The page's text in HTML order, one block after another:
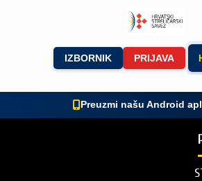
IZBORNIK PRIJAVA
Preuzmi našu Android